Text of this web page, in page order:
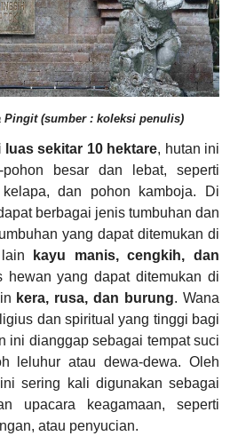
Pingit (sumber : koleksi penulis)
sekitar 10 hektare, hutan ini
besar dan lebat, seperti
dan pohon kamboja. Di
berbagai jenis tumbuhan dan
yang dapat ditemukan di
kayu manis, cengkih, dan
hewan yang dapat ditemukan di
kera, rusa, dan burung. Wana
dan spiritual yang tinggi bagi
ini dianggap sebagai tempat suci
leluhur atau dewa-dewa. Oleh
sering kali digunakan sebagai
upacara keagamaan, seperti
atau penyucian.